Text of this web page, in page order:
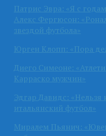
Патрис Эвра: «Я с
Алекс Фергюсон:
звездой футбола»
Юрген Клопп: «Пора
Диего Симеоне:
Карраско мужчин»
Эдгар Давидс: «Нельзя
итальянский футбол»
Миралем Пьянич: